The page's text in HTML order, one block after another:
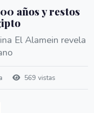
años y restos
El Alamein revela
569 vistas